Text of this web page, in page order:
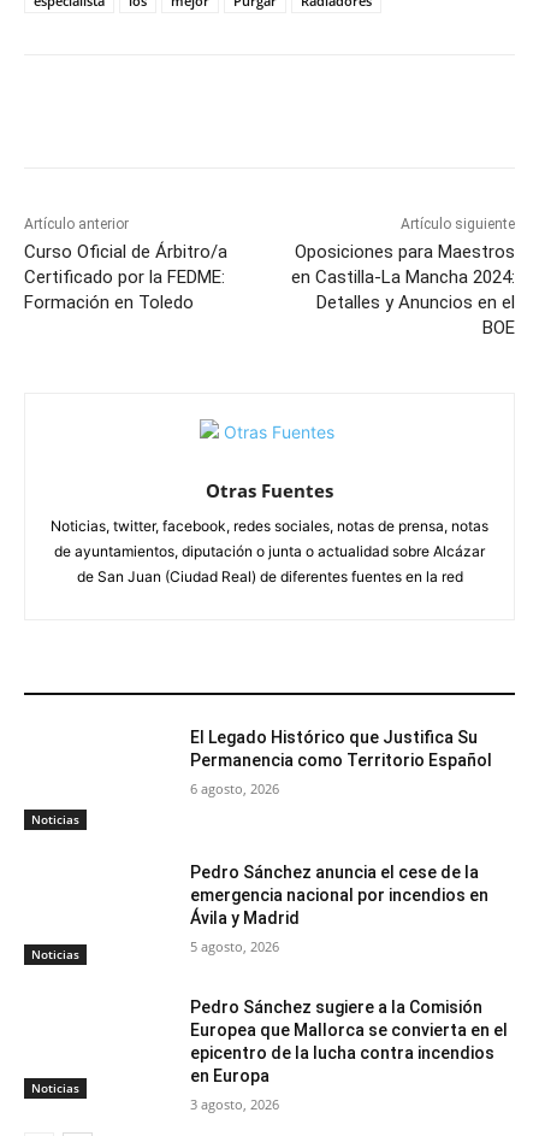
Artículo anterior
Curso Oficial de Árbitro/a
Certificado por la FEDME:
Formación en Toledo
Artículo siguiente
Oposiciones para Maestros
en Castilla-La Mancha 2024:
Detalles y Anuncios en el
BOE
Otras Fuentes
Noticias, twitter, facebook, redes sociales, notas de prensa, notas
de ayuntamientos, diputación o junta o actualidad sobre Alcázar
de San Juan (Ciudad Real) de diferentes fuentes en la red
Noticias
El Legado Histórico que Justifica Su
Permanencia como Territorio Español
6 agosto, 2026
Noticias
Pedro Sánchez anuncia el cese de la
emergencia nacional por incendios en
Ávila y Madrid
5 agosto, 2026
Noticias
Pedro Sánchez sugiere a la Comisión
Europea que Mallorca se convierta en el
epicentro de la lucha contra incendios
en Europa
3 agosto, 2026